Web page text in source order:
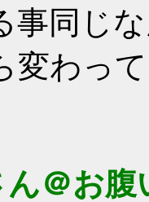
事同じ
変わっ
＠お腹